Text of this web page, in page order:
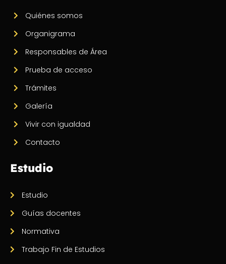
Quiénes somos
Organigrama
Responsables de Área
Prueba de acceso
Trámites
Galería
Vivir con igualdad
Contacto
Estudio
Estudio
Guías docentes
Normativa
Trabajo Fin de Estudios